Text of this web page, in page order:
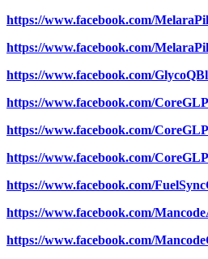
https://www.facebook.com/
https://www.facebook.com/
https://www.facebook.com/
https://www.facebook.com/
https://www.facebook.com/
https://www.facebook.com/
https://www.facebook.com/
https://www.facebook.com/
https://www.facebook.com/